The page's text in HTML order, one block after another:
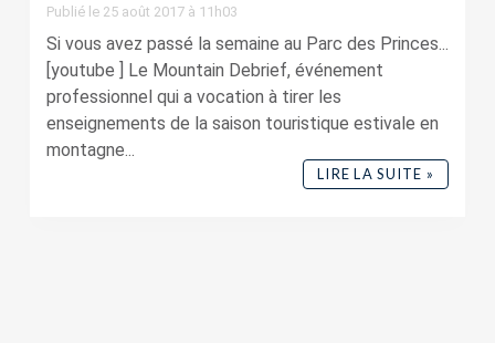
Publié le 25 août 2017 à 11h03
Si vous avez passé la semaine au Parc des Princes...
[youtube ] Le Mountain Debrief, événement
professionnel qui a vocation à tirer les
enseignements de la saison touristique estivale en
montagne...
LIRE LA SUITE »